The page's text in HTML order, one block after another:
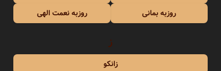
روزبه بمانی
روزبه نعمت الهی
ز
زانکو